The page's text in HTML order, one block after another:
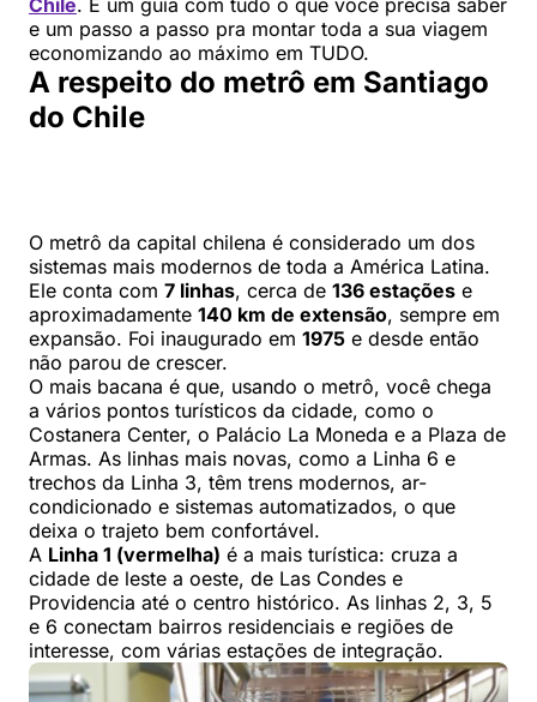
Chile. É um guia com tudo o que você precisa saber
e um passo a passo pra montar toda a sua viagem
economizando ao máximo em TUDO.
A respeito do metrô em Santiago
do Chile
O metrô da capital chilena é considerado um dos
sistemas mais modernos de toda a América Latina.
Ele conta com 7 linhas, cerca de 136 estações e
aproximadamente 140 km de extensão, sempre em
expansão. Foi inaugurado em 1975 e desde então
não parou de crescer.
O mais bacana é que, usando o metrô, você chega
a vários pontos turísticos da cidade, como o
Costanera Center, o Palácio La Moneda e a Plaza de
Armas. As linhas mais novas, como a Linha 6 e
trechos da Linha 3, têm trens modernos, ar-
condicionado e sistemas automatizados, o que
deixa o trajeto bem confortável.
A Linha 1 (vermelha) é a mais turística: cruza a
cidade de leste a oeste, de Las Condes e
Providencia até o centro histórico. As linhas 2, 3, 5
e 6 conectam bairros residenciais e regiões de
interesse, com várias estações de integração.